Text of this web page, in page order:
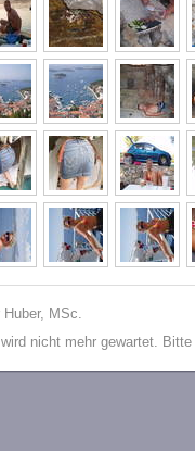
MSc.
nicht mehr gewartet.